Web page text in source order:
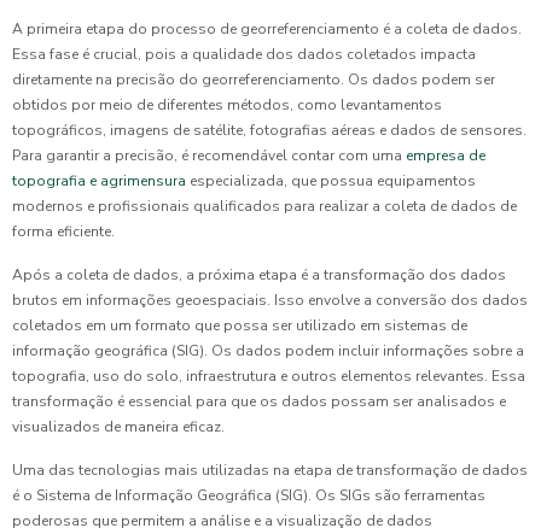
A primeira etapa do processo de georreferenciamento é a coleta de dados.
Essa fase é crucial, pois a qualidade dos dados coletados impacta
diretamente na precisão do georreferenciamento. Os dados podem ser
obtidos por meio de diferentes métodos, como levantamentos
topográficos, imagens de satélite, fotografias aéreas e dados de sensores.
Para garantir a precisão, é recomendável contar com uma empresa de
topografia e agrimensura especializada, que possua equipamentos
modernos e profissionais qualificados para realizar a coleta de dados de
forma eficiente.
Após a coleta de dados, a próxima etapa é a transformação dos dados
brutos em informações geoespaciais. Isso envolve a conversão dos dados
coletados em um formato que possa ser utilizado em sistemas de
informação geográfica (SIG). Os dados podem incluir informações sobre a
topografia, uso do solo, infraestrutura e outros elementos relevantes. Essa
transformação é essencial para que os dados possam ser analisados e
visualizados de maneira eficaz.
Uma das tecnologias mais utilizadas na etapa de transformação de dados
é o Sistema de Informação Geográfica (SIG). Os SIGs são ferramentas
poderosas que permitem a análise e a visualização de dados